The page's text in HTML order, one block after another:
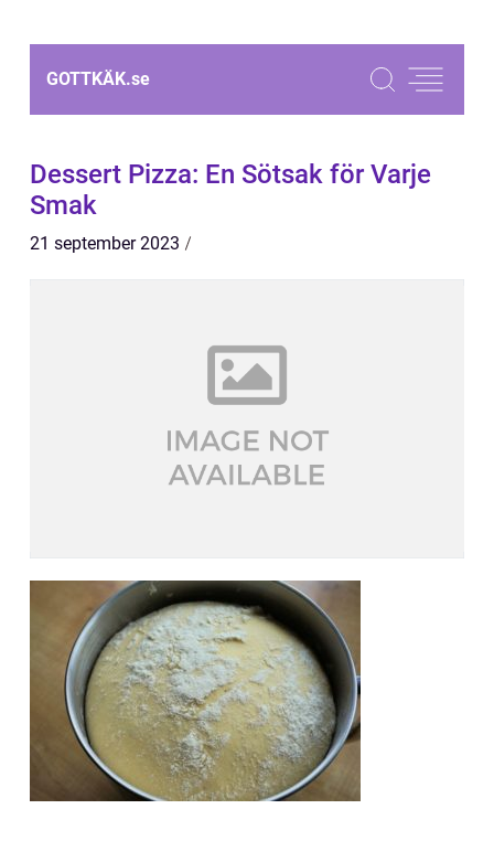
GOTTKÄK.se
Dessert Pizza: En Sötsak för Varje
Smak
21 september 2023